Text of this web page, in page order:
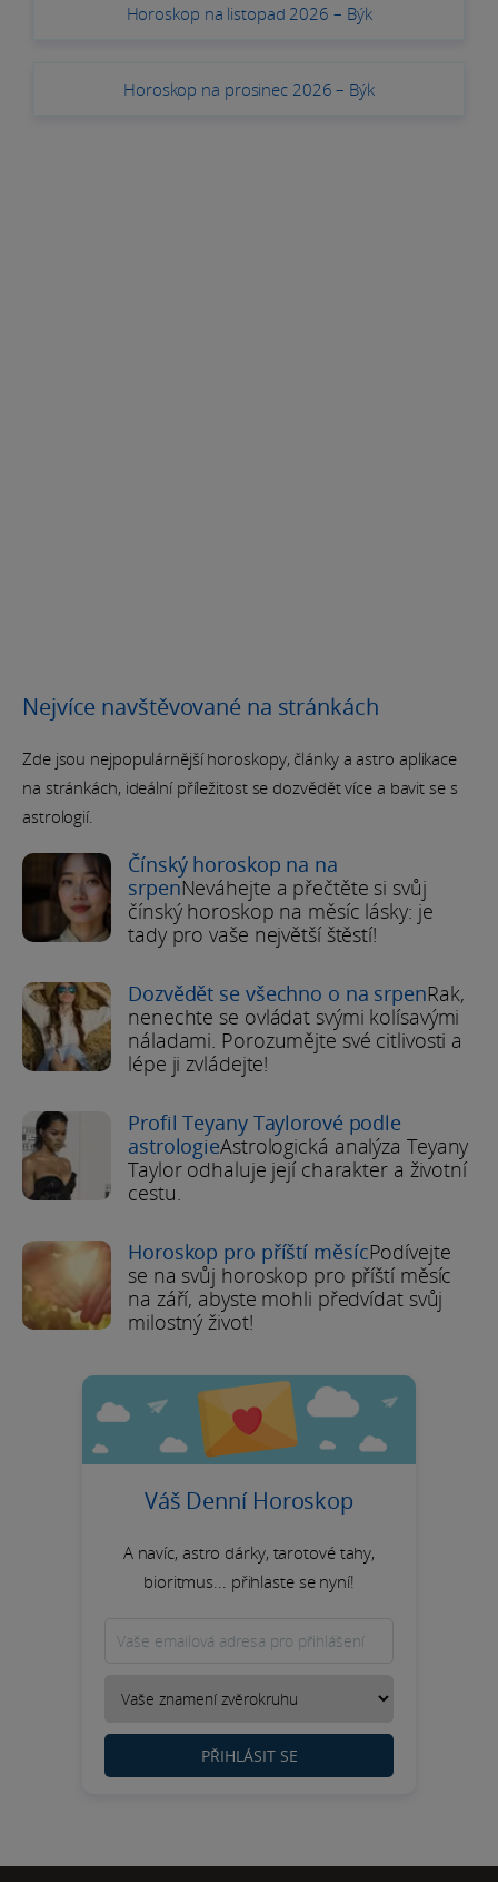
Horoskop na listopad 2026 – Býk
Horoskop na prosinec 2026 – Býk
Nejvíce navštěvované na stránkách
Zde jsou nejpopulárnější horoskopy, články a astro aplikace
na stránkách, ideální příležitost se dozvědět více a bavit se s
astrologií.
Čínský horoskop na na
srpenNeváhejte a přečtěte si svůj
čínský horoskop na měsíc lásky: je
tady pro vaše největší štěstí!
Dozvědět se všechno o na srpenRak,
nenechte se ovládat svými kolísavými
náladami. Porozumějte své citlivosti a
lépe ji zvládejte!
Profil Teyany Taylorové podle
astrologieAstrologická analýza Teyany
Taylor odhaluje její charakter a životní
cestu.
Horoskop pro příští měsícPodívejte
se na svůj horoskop pro příští měsíc
na září, abyste mohli předvídat svůj
milostný život!
Váš Denní Horoskop
A navíc, astro dárky, tarotové tahy,
bioritmus... přihlaste se nyní!
PŘIHLÁSIT SE